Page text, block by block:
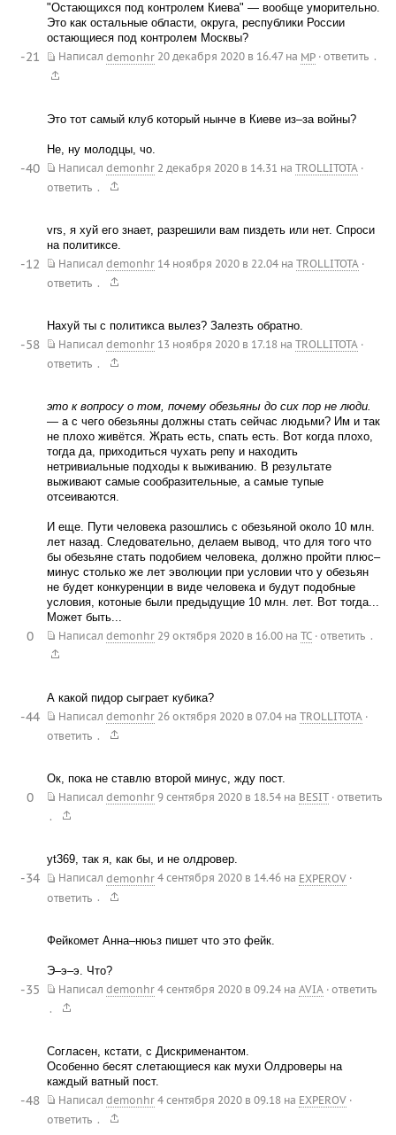
"Остающихся под контролем Киева" — вообще уморительно.
Это как остальные области, округа, республики России
остающиеся под контролем Москвы?
Написал demonhr 20 декабря 2020 в 16.47на MP · ответить .
-21
Это тот самый клуб который нынче в Киеве из–за войны?
Не, ну молодцы, чо.
Написал demonhr 2 декабря 2020 в 14.31 на TROLLITOTA ·
ответить .
-40
vrs, я хуй его знает, разрешили вам пиздеть или нет. Спроси
на политиксе.
Написал demonhr 14 ноября 2020 в 22.04на TROLLITOTA ·
ответить .
-12
Нахуй ты с политикса вылез? Залезть обратно.
Написал demonhr 13 ноября 2020 в 17.18на TROLLITOTA ·
ответить .
-58
это к вопросу о том, почему обезьяны до сих пор не люди.
— а с чего обезьяны должны стать сейчас людьми? Им и так
не плохо живётся. Жрать есть, спать есть. Вот когда плохо,
тогда да, приходиться чухать репу и находить
нетривиальные подходы к выживанию. В результате
выживают самые сообразительные, а самые тупые
отсеиваются.
И еще. Пути человека разошлись с обезьяной около 10 млн.
лет назад. Следовательно, делаем вывод, что для того что
бы обезьяне стать подобием человека, должно пройти плюс–
минус столько же лет эволюции при условии что у обезьян
не будет конкуренции в виде человека и будут подобные
условия, котоные были предыдущие 10 млн. лет. Вот тогда...
Может быть...
Написал demonhr 29 октября 2020 в 16.00на TC · ответить .
0
А какой пидор сыграет кубика?
Написал demonhr 26 октября 2020 в 07.04на TROLLITOTA ·
ответить .
-44
Ок, пока не ставлю второй минус, жду пост.
Написал demonhr 9 сентября 2020 в 18.54на BESIT · ответить
.
0
yt369, так я, как бы, и не олдровер.
Написал demonhr 4 сентября 2020 в 14.46на EXPEROV ·
ответить .
-34
Фейкомет Анна–нюьз пишет что это фейк.
Э–э–э. Что?
Написал demonhr 4 сентября 2020 в 09.24на AVIA · ответить
.
-35
Согласен, кстати, с Дискрименантом.
Особенно бесят слетающиеся как мухи Олдроверы на
каждый ватный пост.
Написал demonhr 4 сентября 2020 в 09.18на EXPEROV ·
ответить .
-48